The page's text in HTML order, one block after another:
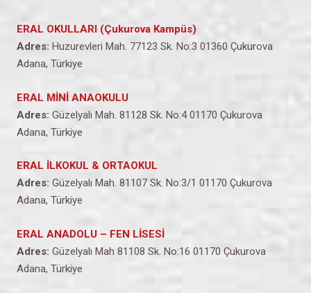
ERAL OKULLARI (Çukurova Kampüs)
Adres: Huzurevleri Mah. 77123 Sk. No:3 01360 Çukurova
Adana, Türkiye
ERAL MİNİ ANAOKULU
Adres: Güzelyalı Mah. 81128 Sk. No:4 01170 Çukurova
Adana, Türkiye
ERAL İLKOKUL & ORTAOKUL
Adres: Güzelyalı Mah. 81107 Sk. No:3/1 01170 Çukurova
Adana, Türkiye
ERAL ANADOLU – FEN LİSESİ
Adres: Güzelyalı Mah 81108 Sk. No:16 01170 Çukurova
Adana, Türkiye